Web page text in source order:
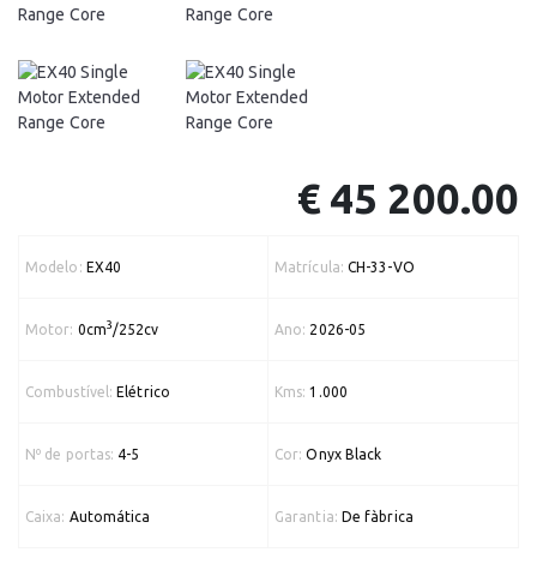
€ 45 200.00
Modelo: EX40 Matrícula: CH-33-VO
Motor: 0cm3/252cv Ano: 2026-05
Combustível: Elétrico Kms: 1.000
Nº de portas: 4-5 Cor: Onyx Black
Caixa: Automática Garantia: De fàbrica